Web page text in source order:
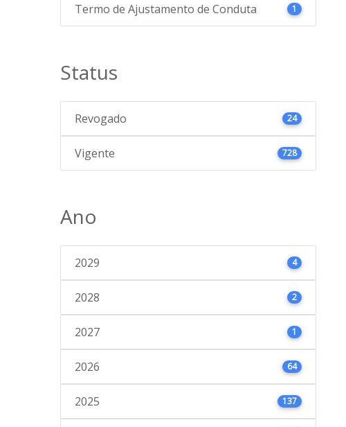
Termo de Ajustamento de Conduta 1
Status
Revogado 24
Vigente 728
Ano
2029 4
2028 2
2027 1
2026 64
2025 137